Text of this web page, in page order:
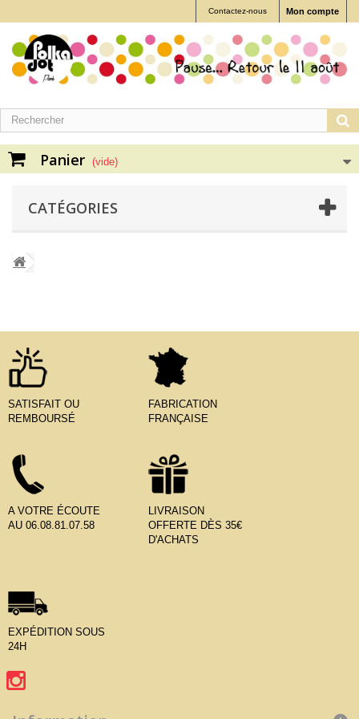
Mon compte
Contactez-nous
Panier (vide)
CATÉGORIES
SATISFAIT OU
REMBOURSÉ
FABRICATION
FRANÇAISE
A VOTRE ÉCOUTE
AU 06.08.81.07.58
LIVRAISON
OFFERTE DÈS 35€
D'ACHATS
EXPÉDITION SOUS
24H